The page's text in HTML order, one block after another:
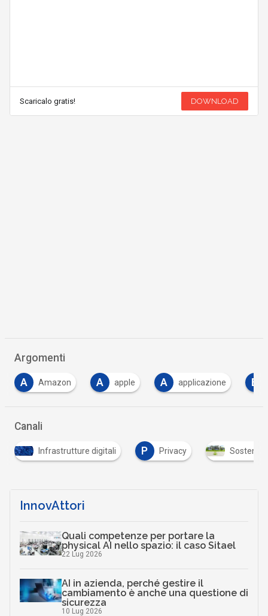
Scaricalo gratis! DOWNLOAD
Argomenti
A apple A applicazione B bitcoin
Canali
digitali P Privacy Sostenibilità e smart city
InnovAttori
Quali competenze per portare la
physical AI nello spazio: il caso Sitael
22 Lug 2026
AI in azienda, perché gestire il
cambiamento è anche una questione di
sicurezza
10 Lug 2026